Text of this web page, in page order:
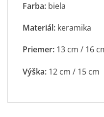
Farba: biela
Materiál: keramika
Priemer: 13 cm / 16
Výška: 12 cm / 15 cm